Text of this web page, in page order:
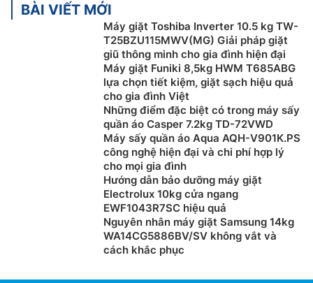
BÀI VIẾT MỚI
Máy giặt Toshiba Inverter 10.5 kg TW-
T25BZU115MWV(MG) Giải pháp giặt
giũ thông minh cho gia đình hiện đại
Máy giặt Funiki 8,5kg HWM T685ABG
lựa chọn tiết kiệm, giặt sạch hiệu quả
cho gia đình Việt
Những điểm đặc biệt có trong máy sấy
quần áo Casper 7.2kg TD-72VWD
Máy sấy quần áo Aqua AQH-V901K.PS
công nghệ hiện đại và chi phí hợp lý
cho mọi gia đình
Hướng dẫn bảo dưỡng máy giặt
Electrolux 10kg cửa ngang
EWF1043R7SC hiệu quả
Nguyên nhân máy giặt Samsung 14kg
WA14CG5886BV/SV không vắt và
cách khắc phục